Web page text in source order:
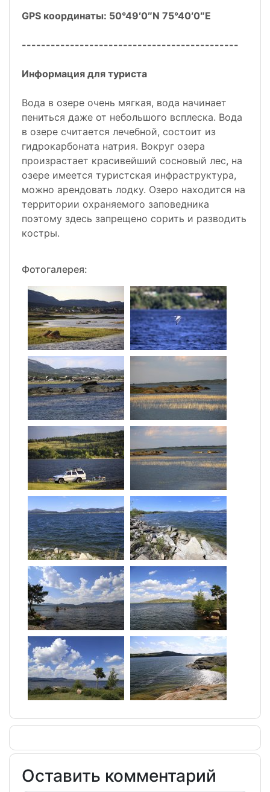
GPS координаты: 50°49′0″N 75°40′0″E
---------------------------------------------
Информация для туриста
Вода в озере очень мягкая, вода начинает
пениться даже от небольшого всплеска. Вода
в озере считается лечебной, состоит из
гидрокарбоната натрия. Вокруг озера
произрастает красивейший сосновый лес, на
озере имеется туристская инфраструктура,
можно арендовать лодку. Озеро находится на
территории охраняемого заповедника
поэтому здесь запрещено сорить и разводить
костры.
Фотогалерея:
Оставить комментарий